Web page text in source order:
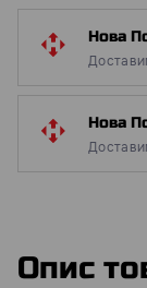
Нова
Нова
Опис